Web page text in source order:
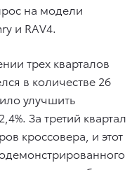
на модели
и RAV4.
трех кварталов
в количестве 26
улучшить
За третий квартал
кроссовера, и этот